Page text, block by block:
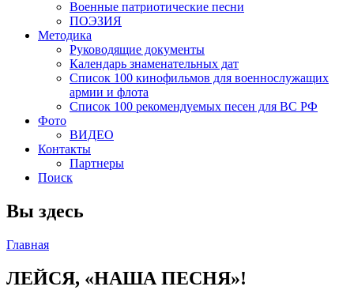
Военные патриотические песни
ПОЭЗИЯ
Методика
Руководящие документы
Календарь знаменательных дат
Список 100 кинофильмов для военнослужащих
армии и флота
Список 100 рекомендуемых песен для ВС РФ
Фото
ВИДЕО
Контакты
Партнеры
Поиск
Вы здесь
Главная
ЛЕЙСЯ, «НАША ПЕСНЯ»!